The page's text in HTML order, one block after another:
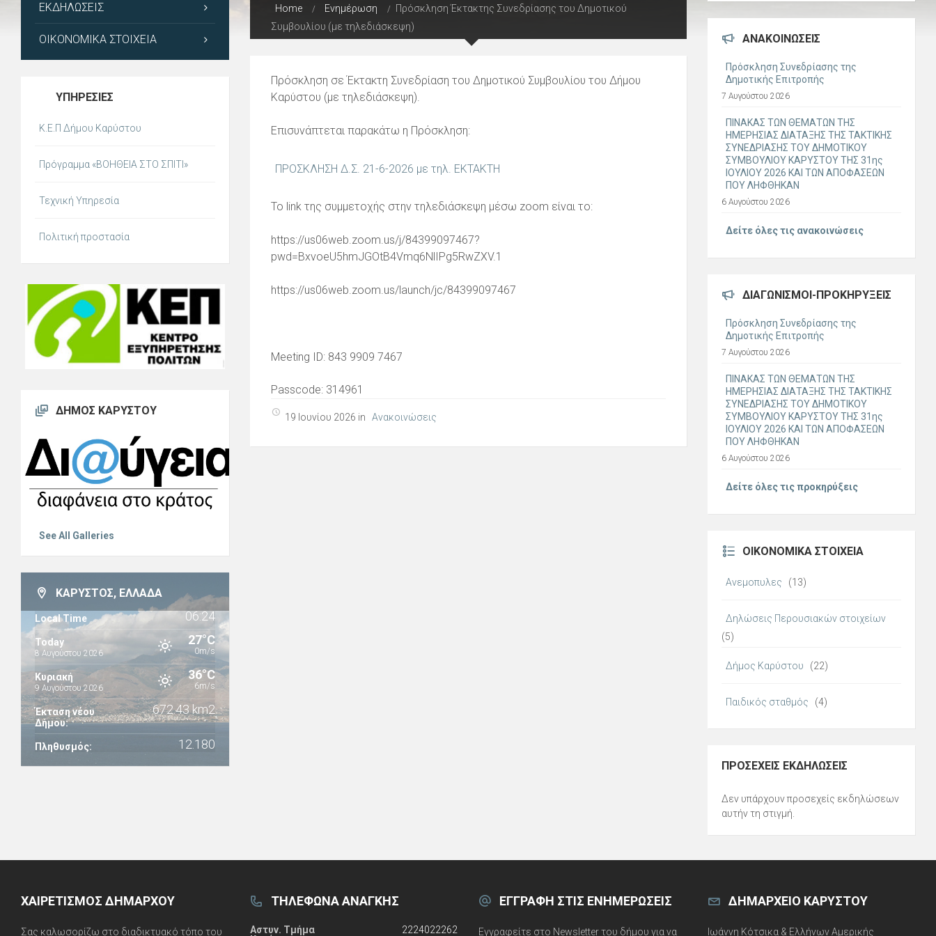
Home Ενημέρωση
Πρόσκληση Έκτακτης Συνεδρίασης του Δημοτικού
Συμβουλίου (με τηλεδιάσκεψη)
Πρόσκληση σε Έκτακτη Συνεδρίαση του Δημοτικού Συμβουλίου του Δήμου
Καρύστου (με τηλεδιάσκεψη).
Επισυνάπτεται παρακάτω η Πρόσκληση:
ΠΡΟΣΚΛΗΣΗ Δ.Σ. 21-6-2026 με τηλ. ΕΚΤΑΚΤΗ
Το link της συμμετοχής στην τηλεδιάσκεψη μέσω zoom είναι το:
https://us06web.zoom.us/j/84399097467?
pwd=BxvoeU5hmJGOtB4Vmq6NlIPg5RwZXV.1
https://us06web.zoom.us/launch/jc/84399097467
Meeting ID: 843 9909 7467
Passcode: 314961
19 Ιουνίου 2026 in Ανακοινώσεις
ΕΚΔΗΛΏΣΕΙΣ
ΟΙΚΟΝΟΜΙΚΆ ΣΤΟΙΧΕΊΑ
ΥΠΗΡΕΣΊΕΣ
Κ.Ε.Π Δήμου Καρύστου
Πρόγραμμα «ΒΟΗΘΕΙΑ ΣΤΟ ΣΠΙΤΙ»
Τεχνική Υπηρεσία
Πολιτική προστασία
ΔΉΜΟΣ ΚΑΡΎΣΤΟΥ
See All Galleries
ΚΆΡΥΣΤΟΣ, ΕΛΛΆΔΑ
Local Time 06:24
Today
8 Αυγούστου 2026
27°C
0m/s
Κυριακή
9 Αυγούστου 2026
36°C
6m/s
Έκταση νέου
Δήμου:
672.43 km2
Πληθυσμός: 12.180
ΑΝΑΚΟΙΝΏΣΕΙΣ
Πρόσκληση Συνεδρίασης της
Δημοτικής Επιτροπής
7 Αυγούστου 2026
ΠΙΝΑΚΑΣ ΤΩΝ ΘΕΜΑΤΩΝ ΤΗΣ
ΗΜΕΡΗΣΙΑΣ ΔΙΑΤΑΞΗΣ ΤΗΣ ΤΑΚΤΙΚΗΣ
ΣΥΝΕΔΡΙΑΣΗΣ ΤΟΥ ΔΗΜΟΤΙΚΟΥ
ΣΥΜΒΟΥΛΙΟΥ ΚΑΡΥΣΤΟΥ ΤΗΣ 31ης
ΙΟΥΛΙΟΥ 2026 ΚΑΙ ΤΩΝ ΑΠΟΦΑΣΕΩΝ
ΠΟΥ ΛΗΦΘΗΚΑΝ
6 Αυγούστου 2026
Δείτε όλες τις ανακοινώσεις
ΔΙΑΓΩΝΙΣΜΟΊ-ΠΡΟΚΗΡΎΞΕΙΣ
Πρόσκληση Συνεδρίασης της
Δημοτικής Επιτροπής
7 Αυγούστου 2026
ΠΙΝΑΚΑΣ ΤΩΝ ΘΕΜΑΤΩΝ ΤΗΣ
ΗΜΕΡΗΣΙΑΣ ΔΙΑΤΑΞΗΣ ΤΗΣ ΤΑΚΤΙΚΗΣ
ΣΥΝΕΔΡΙΑΣΗΣ ΤΟΥ ΔΗΜΟΤΙΚΟΥ
ΣΥΜΒΟΥΛΙΟΥ ΚΑΡΥΣΤΟΥ ΤΗΣ 31ης
ΙΟΥΛΙΟΥ 2026 ΚΑΙ ΤΩΝ ΑΠΟΦΑΣΕΩΝ
ΠΟΥ ΛΗΦΘΗΚΑΝ
6 Αυγούστου 2026
Δείτε όλες τις προκηρύξεις
ΟΙΚΟΝΟΜΙΚΆ ΣΤΟΙΧΕΊΑ
Ανεμοπυλες (13)
Δηλώσεις Περουσιακών στοιχείων
(5)
Δήμος Καρύστου (22)
Παιδικός σταθμός (4)
ΠΡΟΣΕΧΕΊΣ ΕΚΔΗΛΏΣΕΙΣ
Δεν υπάρχουν προσεχείς εκδηλώσεων
αυτήν τη στιγμή.
ΧΑΙΡΕΤΙΣΜΌΣ ΔΗΜΆΡΧΟΥ
Σας καλωσορίζω στο διαδικτυακό τόπο του
ΤΗΛΈΦΩΝΑ ΑΝΆΓΚΗΣ
Αστυν. Τμήμα
2224022262
ΕΓΓΡΑΦΉ ΣΤΙΣ ΕΝΗΜΕΡΏΣΕΙΣ
Εγγραφείτε στο Newsletter του δήμου για να
ΔΗΜΑΡΧΕΊΟ ΚΑΡΎΣΤΟΥ
Ιωάννη Κότσικα & Ελλήνων Αμερικής